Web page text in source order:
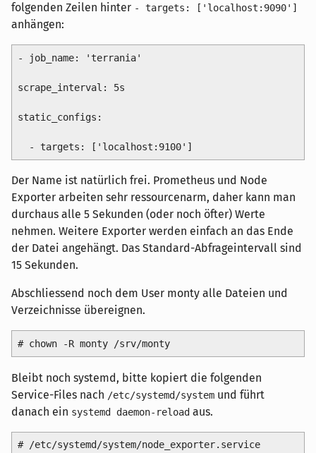
folgenden Zeilen hinter - targets: ['localhost:9090']
anhängen:
- job_name: 'terrania'
scrape_interval: 5s
static_configs:
Der Name ist natürlich frei. Prometheus und Node
Exporter arbeiten sehr ressourcenarm, daher kann man
durchaus alle 5 Sekunden (oder noch öfter) Werte
nehmen. Weitere Exporter werden einfach an das Ende
der Datei angehängt. Das Standard-Abfrageintervall sind
15 Sekunden.
Abschliessend noch dem User monty alle Dateien und
Verzeichnisse übereignen.
# chown -R monty /srv/monty
Bleibt noch systemd, bitte kopiert die folgenden
Service-Files nach /etc/systemd/system und führt
danach ein systemd daemon-reload aus.
# /etc/systemd/system/node_exporter.service